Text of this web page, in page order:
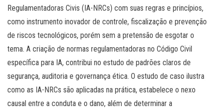
Regulamentadoras Civis (IA-NRCs) com suas regras e princípios,
como instrumento inovador de controle, fiscalização e prevenção
de riscos tecnológicos, porém sem a pretensão de esgotar o
tema. A criação de normas regulamentadoras no Código Civil
específica para IA, contribui no estudo de padrões claros de
segurança, auditoria e governança ética. O estudo de caso ilustra
como as IA-NRCs são aplicadas na prática, estabelece o nexo
causal entre a conduta e o dano, além de determinar a